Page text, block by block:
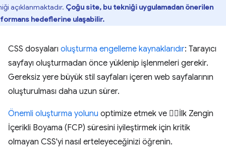
açıklanmaktadır. Çoğu site, bu tekniği uygulamadan önerilen
hedeflerine ulaşabilir.
CSS dosyaları oluşturma engelleme kaynaklarıdır: Tarayıcı
sayfayı oluşturmadan önce yüklenip işlenmeleri gerekir.
Gereksiz yere büyük stil sayfaları içeren web sayfalarının
oluşturulması daha uzun sürer.
Önemli oluşturma yolunu optimize etmek ve İlk Zengin
İçerikli Boyama (FCP) süresini iyileştirmek için kritik
olmayan CSS'yi nasıl erteleyeceğinizi öğrenin.